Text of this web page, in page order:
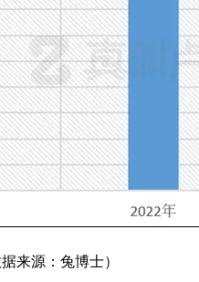
来源：兔博士）